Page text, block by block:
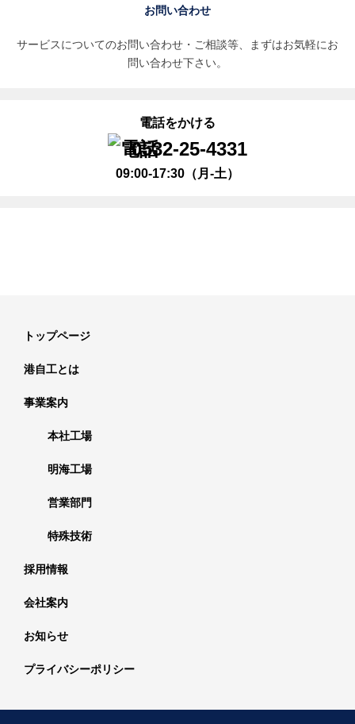
お問い合わせ
サービスについてのお問い合わせ・ご相談等、まずはお気軽にお
問い合わせ下さい。
電話をかける
0532-25-4331
09:00-17:30（月-土）
トップページ
港自工とは
事業案内
本社工場
明海工場
営業部門
特殊技術
採用情報
会社案内
お知らせ
プライバシーポリシー